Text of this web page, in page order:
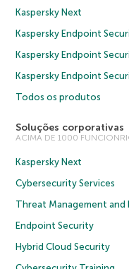
Kaspersky Next
Kaspersky Endpoint
Kaspersky Endpoint
Kaspersky Endpoint
Todos os produtos
Soluções corporativas
ACIMA DE 1000
Kaspersky Next
Cybersecurity Services
Threat Management and
Endpoint Security
Hybrid Cloud Security